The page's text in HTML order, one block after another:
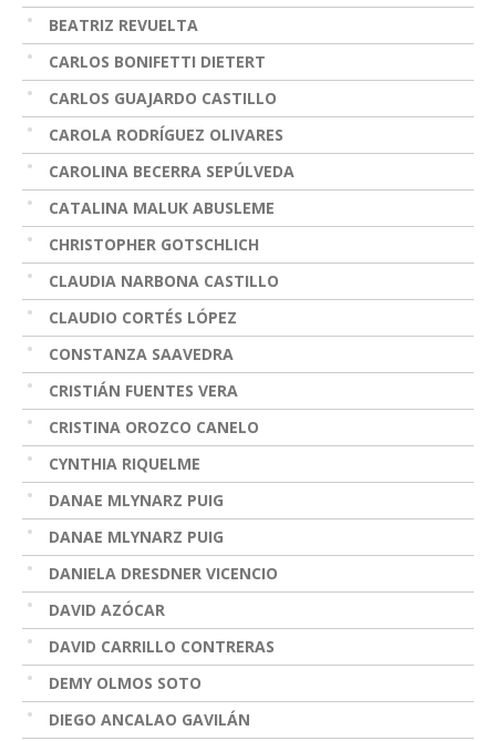
BEATRIZ REVUELTA
CARLOS BONIFETTI DIETERT
CARLOS GUAJARDO CASTILLO
CAROLA RODRÍGUEZ OLIVARES
CAROLINA BECERRA SEPÚLVEDA
CATALINA MALUK ABUSLEME
CHRISTOPHER GOTSCHLICH
CLAUDIA NARBONA CASTILLO
CLAUDIO CORTÉS LÓPEZ
CONSTANZA SAAVEDRA
CRISTIÁN FUENTES VERA
CRISTINA OROZCO CANELO
CYNTHIA RIQUELME
DANAE MLYNARZ PUIG
DANAE MLYNARZ PUIG
DANIELA DRESDNER VICENCIO
DAVID AZÓCAR
DAVID CARRILLO CONTRERAS
DEMY OLMOS SOTO
DIEGO ANCALAO GAVILÁN